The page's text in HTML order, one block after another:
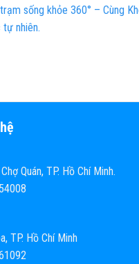
sống khỏe 360° – Cùng
tự nhiên.
Quán, TP. Hồ Chí Minh.
TP. Hồ Chí Minh